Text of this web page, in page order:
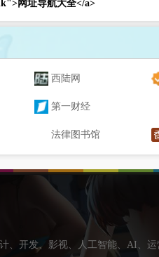
网址导航大全</a>
西陆网
第一财经
法律图书馆
、开发、影视、人工智能、AI、